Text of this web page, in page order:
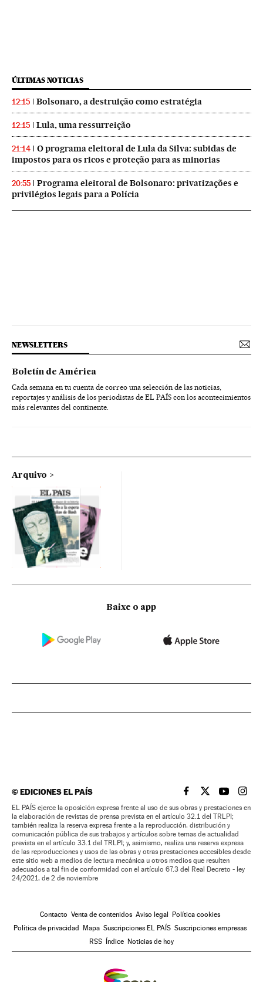
ÚLTIMAS NOTICIAS
12:15 Bolsonaro, a destruição como estratégia
12:15 Lula, uma ressurreição
21:14
O programa eleitoral de Lula da Silva: subidas de
impostos para os ricos e proteção para as minorias
20:55
Programa eleitoral de Bolsonaro: privatizações e
privilégios legais para a Polícia
NEWSLETTERS
Boletín de América
Cada semana en tu cuenta de correo una selección de las noticias,
reportajes y análisis de los periodistas de EL PAÍS con los acontecimientos
más relevantes del continente.
Arquivo
Baixe o app
©EDICIONES EL PAÍS EL PAÍS BRASIL EN
EL PAÍSEL PAÍS
EL
EL PAÍS ejerce la oposición expresa frente al uso de sus obras y prestaciones en
la elaboración de revistas de prensa prevista en el artículo 32.1 del TRLPI;
también realiza la reserva expresa frente a la reproducción, distribución y
comunicación pública de sus trabajos y artículos sobre temas de actualidad
prevista en el artículo 33.1 del TRLPI; y, asimismo, realiza una reserva expresa
de las reproducciones y usos de las obras y otras prestaciones accesibles desde
este sitio web a medios de lectura mecánica u otros medios que resulten
adecuados a tal fin de conformidad con el artículo 67.3 del Real Decreto - ley
24/2021, de 2 de noviembre
Contacto Venta de contenidos Aviso legal Política cookies
Política de privacidad Mapa Suscripciones EL PAÍS Suscripciones empresas
RSS Índice Noticias de hoy